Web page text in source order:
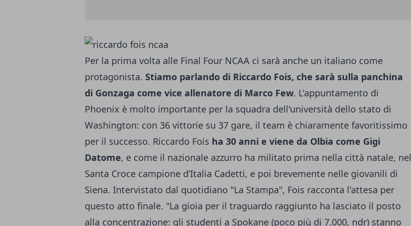
Per la prima volta alle Final Four NCAA ci sarà anche un italiano come
protagonista. Stiamo parlando di Riccardo Fois, che sarà sulla panchina
di Gonzaga come vice allenatore di Marco Few. L'appuntamento di
Phoenix è molto importante per la squadra dell'università dello stato di
Washington: con 36 vittorie su 37 gare, il team è chiaramente favoritissimo
per il successo. Riccardo Fois ha 30 anni e viene da Olbia come Gigi
Datome, e come il nazionale azzurro ha militato prima nella città natale, nel
Santa Croce campione d’Italia Cadetti, e poi brevemente nelle giovanili di
Siena. Intervistato dal quotidiano "La Stampa", Fois racconta l'attesa per
questo atto finale. "La gioia per il traguardo raggiunto ha lasciato il posto
alla concentrazione: gli studenti a Spokane (poco più di 7.000, ndr) stanno